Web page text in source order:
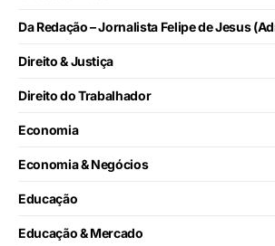
Da Redação – Jornalista Felipe de Jesus
Direito & Justiça
Direito do Trabalhador
Economia
Economia & Negócios
Educação
Educação & Mercado